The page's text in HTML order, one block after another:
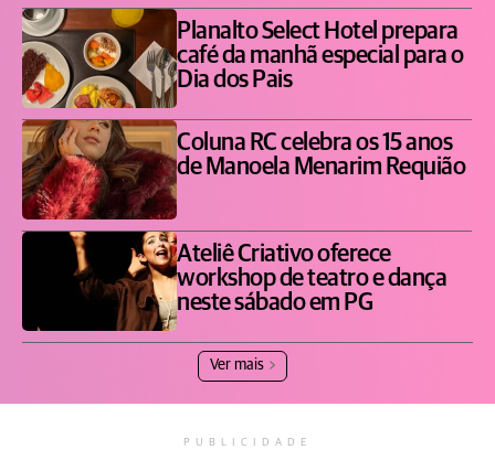
Planalto Select Hotel prepara
café da manhã especial para o
Dia dos Pais
Coluna RC celebra os 15 anos
de Manoela Menarim Requião
Ateliê Criativo oferece
workshop de teatro e dança
neste sábado em PG
Ver mais
PUBLICIDADE